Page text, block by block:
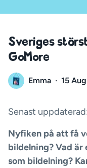
Sveriges
GoMore
Emma · 15
Senast
Nyfiken på att få
bildelning? Vad är
som bildelning?